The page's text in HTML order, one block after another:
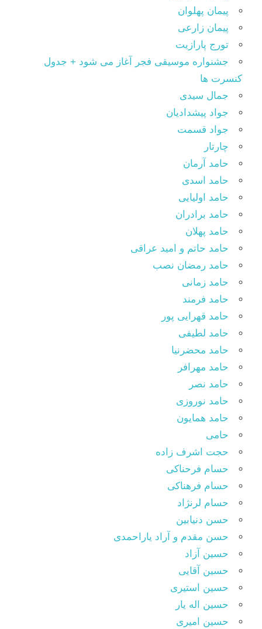
پیمان پهلوان
پیمان زارعی
تورج پارازیت
جشنواره موسیقی فجر آغاز می شود + جدول
کنسرت ها
جمال سیدی
جواد پیشدادیان
جواد قسمت
چارتار
حامد آرمان
حامد اسدی
حامد اولیایی
حامد برادران
حامد پهلان
حامد حاتم و امید عراقی
حامد رمضان نصب
حامد زمانی
حامد فرمند
حامد قهرایی پور
حامد لطیفی
حامد محضرنیا
حامد مهرافر
حامد نصر
حامد نوروزی
حامد همایون
حامی
حجت اشرف زاده
حسام فرحناکی
حسام فرهناکی
حسام لرنژاد
حسن دنیابین
حسن مقدم و آراد یاراحمدی
حسین آزاد
حسین آقایی
حسین استیری
حسین اله یار
حسین امیری